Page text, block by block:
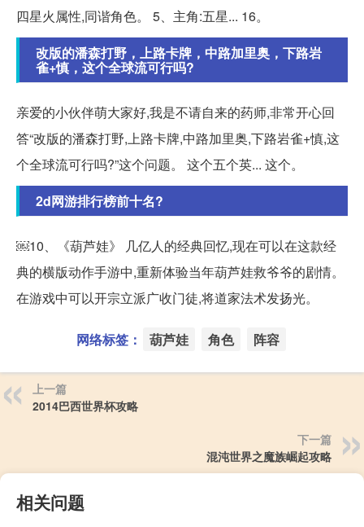
四星火属性,同谐角色。 5、主角:五星... 16。
改版的潘森打野，上路卡牌，中路加里奥，下路岩
雀+慎，这个全球流可行吗?
亲爱的小伙伴萌大家好,我是不请自来的药师,非常开心回
答“改版的潘森打野,上路卡牌,中路加里奥,下路岩雀+慎,这
个全球流可行吗?”这个问题。 这个五个英... 这个。
2d网游排行榜前十名?
￼10、《葫芦娃》 几亿人的经典回忆,现在可以在这款经
典的横版动作手游中,重新体验当年葫芦娃救爷爷的剧情。
在游戏中可以开宗立派广收门徒,将道家法术发扬光。
网络标签： 葫芦娃 角色 阵容
上一篇
2014巴西世界杯攻略
下一篇
混沌世界之魔族崛起攻略
相关问题